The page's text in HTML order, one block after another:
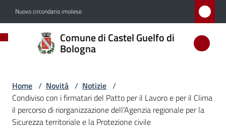
Nuovo circondario imolese
Comune di Castel Guelfo di
Bologna
Comune
di
Guelfo
di
Bologna
Home / Novità / Notizie /
Condiviso con i firmatari del Patto per il Lavoro e per il Clima
il percorso di riorganizzazione dell'Agenzia regionale per la
Sicurezza territoriale e la Protezione civile